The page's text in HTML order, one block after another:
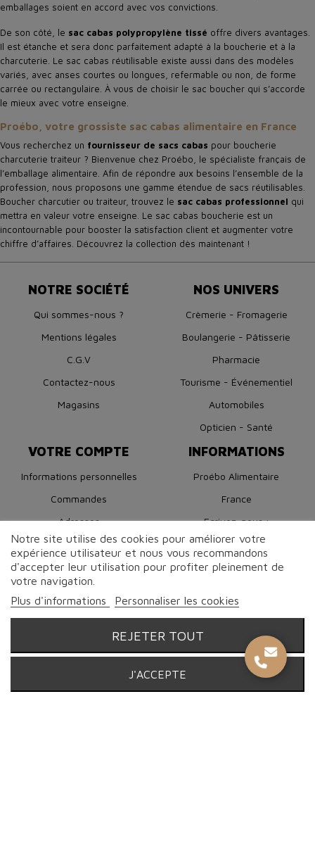
emballages soient en accord avec vos convictions.
De son côté, le sac cabas polypropylène tissé offre divers avantages.
Il est étanche et sera donc parfaitement adapté à la boucherie et à la
charcuterie. Le sac cabas réutilisable existe aussi dans des modèles
variés, avec anses courtes ou longues, refermable ou non, de forme
carrée ou rectangulaire. À vous de choisir le sac boucher qui s’accorde
le mieux avec votre enseigne.
Proébo, votre grossiste sac cabas alimentaire en France
Vous recherchez un fournisseur de sacs cabas pour boucherie
charcuterie traiteur ? Bienvenue chez Proébo, le spécialiste français de
l’emballage alimentaire. Afin de répondre aux besoins l’ensemble de la
profession, nous proposons une gamme étendue de sacs réutilisables.
Boucher charcutier ou traiteur, trouvez le sac cabas professionnel qui
mettra en valeur votre enseigne. Le sac cabas boucherie est un
incontournable pour booster la satisfaction client et augmenter votre
chiffre d’affaires. Découvrez la collection dès maintenant !
NOTRE SOCIÉTÉ
Qui sommes-nous ?
Mentions légales
C.G.V
Contactez-nous
Magasins
NOS UNIVERS
Crèmerie - Fromagerie
Boulangerie - Pâtisserie
Pharmacie
Tourisme - Événementiel
Automobiles
Opticien - Santé
VOTRE COMPTE
Informations personnelles
Commandes
Adresses
Bon de réductions
INFORMATIONS
Proébo Alimentaire
France
Ecrivez-nous :
17 Rue de Strasbourg, 94150
Rungis
Notre site utilise des cookies pour améliorer votre
expérience utilisateur et nous vous recommandons
d'accepter leur utilisation pour profiter pleinement de
votre navigation.
Plus d'informations
Personnaliser les cookies
REJETER TOUT
J'ACCEPTE